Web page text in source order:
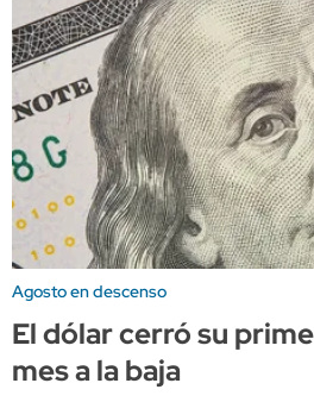
Agosto en descenso
El dólar cerró su
mes a la baja